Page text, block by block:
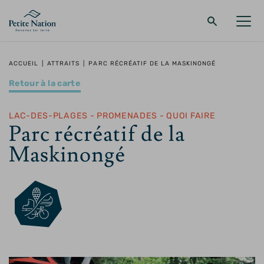
Retour au menu principal
LA RÉGION
Retour au menu principal
PROMENADES – QUOI FAIRE
Retour au menu principal
HÉBERGEMENT
Retour au menu principal
RESTAURANT
ACCUEIL ATTRAITS PARC RÉCRÉATIF DE LA MASKINONGÉ
Retour à la carte
LAC-DES-PLAGES - PROMENADES - QUOI FAIRE
Parc récréatif de la
Maskinongé